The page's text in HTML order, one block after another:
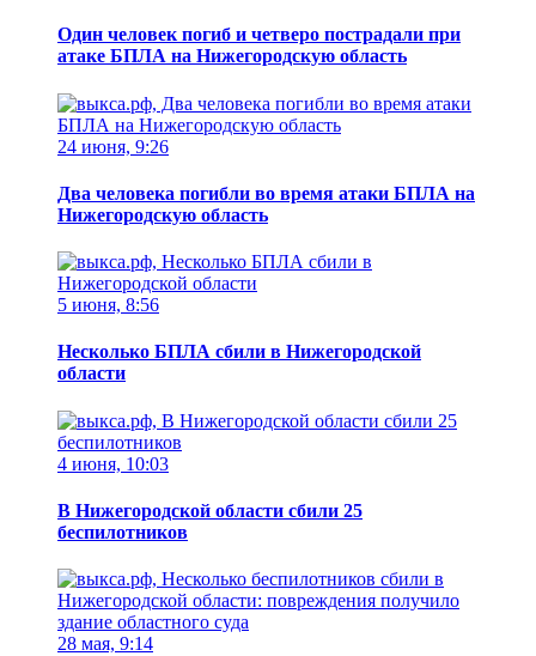
Один человек погиб и четверо пострадали при
атаке БПЛА на Нижегородскую область
24 июня, 9:26
Два человека погибли во время атаки БПЛА на
Нижегородскую область
5 июня, 8:56
Несколько БПЛА сбили в Нижегородской
области
4 июня, 10:03
В Нижегородской области сбили 25
беспилотников
28 мая, 9:14